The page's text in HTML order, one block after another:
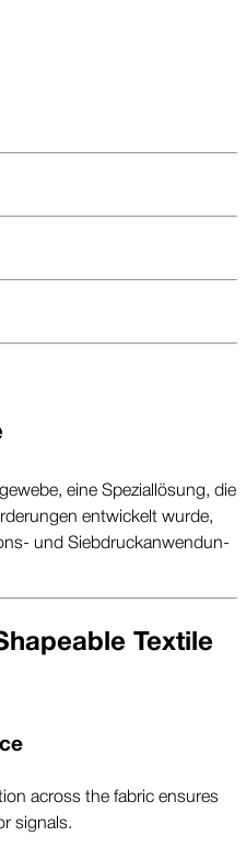
eine Spezial­lösung, die
ent­wickelt wurde,
und Sieb­druck­an­wen­dun­
Textile
across the fabric ensures
signals.